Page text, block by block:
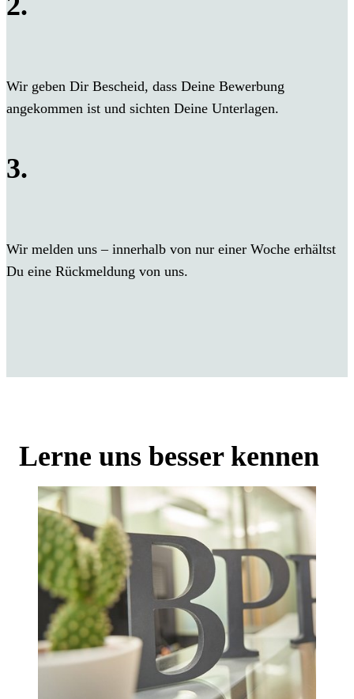
Wir geben Dir Bescheid, dass Deine Bewerbung
angekommen ist und sichten Deine Unterlagen.
3.
Wir melden uns – innerhalb von nur einer Woche erhältst
Du eine Rückmeldung von uns.
Lerne uns besser kennen